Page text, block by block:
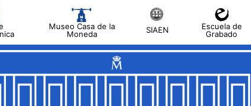
Museo Casa de la
Moneda
SIAEN
Escuela de
Grabado